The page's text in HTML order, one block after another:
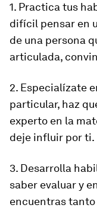
1. Practica tus
difícil pensar en
de una persona
articulada,
2. Especialízate
particular, haz
experto en la
deje influir por ti.
3. Desarrolla
saber evaluar y
encuentras